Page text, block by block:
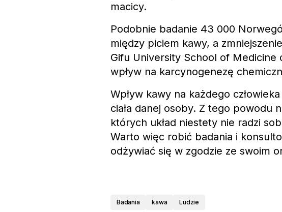
macicy.
Podobnie badanie 43 000
między piciem kawy, a
Gifu University School of Medicine
wpływ na karcynogenezę
Wpływ kawy na każdego
ciała danej osoby. Z tego powodu
których układ niestety nie radzi
Warto więc robić badania i
odżywiać się w zgodzie ze swoim
Badania kawa Ludzie